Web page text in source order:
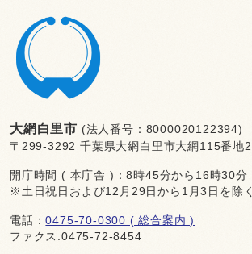
大網白里市 (法人番号：8000020122394)
〒299-3292 千葉県大網白里市大網115番地2
開庁時間 ( 本庁舎 )：8時45分から16時30分
※土日祝日および12月29日から1月3日を除く
電話：0475-70-0300 ( 総合案内 )
ファクス:0475-72-8454